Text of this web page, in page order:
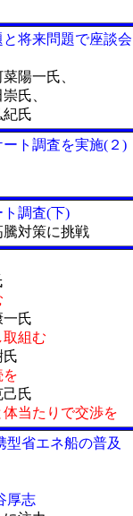
将来問題で座談会
一氏、
氏、
氏
ート調査を実施(２)
ト調査(下)
対策に挑戦
氏
組む
氏
体当たりで交渉を
型省エネ船の普及
厚志